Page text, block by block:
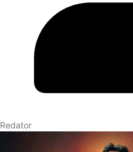
Redator